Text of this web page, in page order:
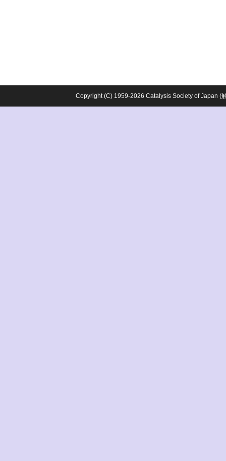
Copyright (C) 1959-2026 Catalysis Society of Japan (